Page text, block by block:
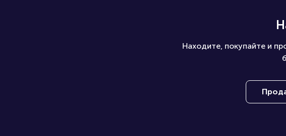
Находите, покупайте и